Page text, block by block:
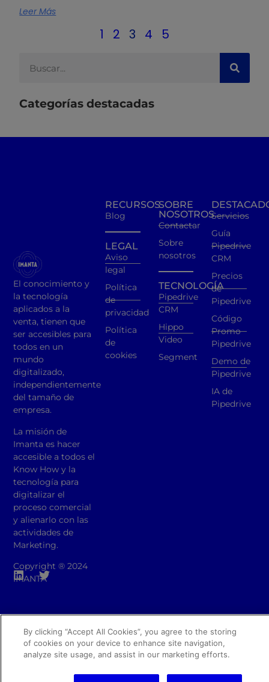
Leer Más
1 2 3 4 5
Categorías destacadas
El conocimiento y
la tecnología
aplicados a la
venta, tienen que
ser accesibles para
todos en un
mundo
digitalizado,
independientemente
del tamaño de
empresa.
La misión de
Imanta es hacer
accesible a todos el
Know How y la
tecnología para
digitalizar el
proceso comercial
y alienarlo con las
actividades de
Marketing.
Copyright ® 2024
IMANTA
Servicios
Guía
Pipedrive
CRM
Precios
de
Pipedrive
Código
Promo
Pipedrive
Demo de
Pipedrive
IA de
Pipedrive
SOBRE
NOSOTROS
Contactar
Sobre
nosotros
TECNOLOGÍA
Pipedrive
CRM
Hippo
Video
Segment
RECURSOS
Blog
LEGAL
Aviso
legal
Política
de
privacidad
Política
de
cookies
By clicking “Accept All Cookies”, you agree to the storing
of cookies on your device to enhance site navigation,
analyze site usage, and assist in our marketing efforts.